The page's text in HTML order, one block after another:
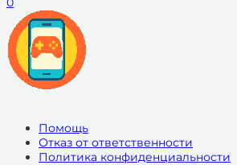
Помощь
Отказ от ответственности
Политика конфиденциальности